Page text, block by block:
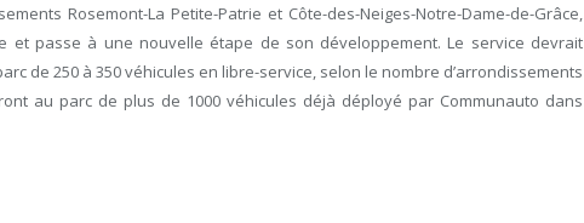
Rosemont-La Petite-Patrie et Côte-des-Neiges-Notre-Dame-de-Grâce,
et passe à une nouvelle étape de son développement. Le service devrait
de 250 à 350 véhicules en libre-service, selon le nombre d’arrondissements
au parc de plus de 1000 véhicules déjà déployé par Communauto dans